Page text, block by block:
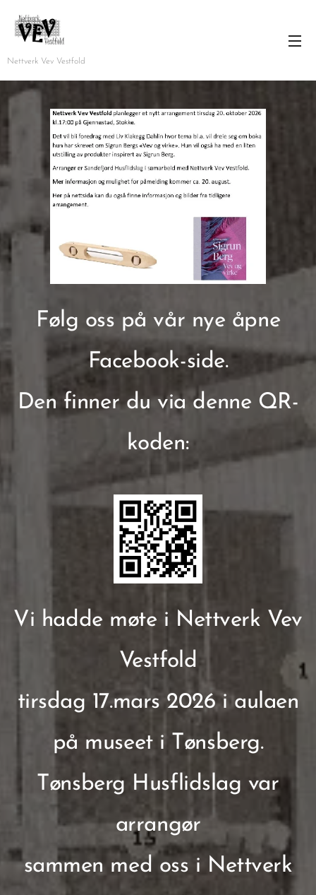
Nettverk Vev Vestfold
Følg oss på vår nye åpne
Facebook-side.
Den finner du via denne QR-
koden:
Vi hadde møte i Nettverk Vev
Vestfold
tirsdag 17.mars 2026 i aulaen
på museet i Tønsberg.
Tønsberg Husflidslag var
arrangør
sammen med oss i Nettverk